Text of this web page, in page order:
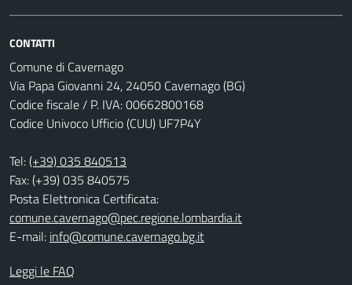
CONTATTI
Comune di Cavernago
Via Papa Giovanni 24, 24050 Cavernago (BG)
Codice fiscale / P. IVA: 00662800168
Codice Univoco Ufficio (CUU) UF7P4Y
Tel:(+39) 035 840513
Fax: (+39) 035 840575
Posta Elettronica Certificata:
comune.cavernago@pec.regione.lombardia.it
E-mail: info@comune.cavernago.bg.it
Leggi le FAQ